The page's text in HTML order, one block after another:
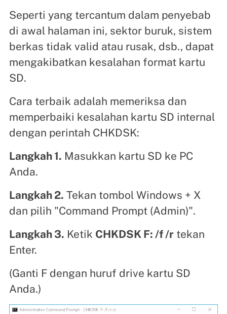
Seperti yang tercantum dalam penyebab
di awal halaman ini, sektor buruk, sistem
berkas tidak valid atau rusak, dsb., dapat
mengakibatkan kesalahan format kartu
SD.
Cara terbaik adalah memeriksa dan
memperbaiki kesalahan kartu SD internal
dengan perintah CHKDSK:
Langkah 1. Masukkan kartu SD ke PC
Anda.
Langkah 2. Tekan tombol Windows + X
dan pilih "Command Prompt (Admin)".
Langkah 3. Ketik CHKDSK F: /f /rtekan
Enter.
(Ganti F dengan huruf drive kartu SD
Anda.)